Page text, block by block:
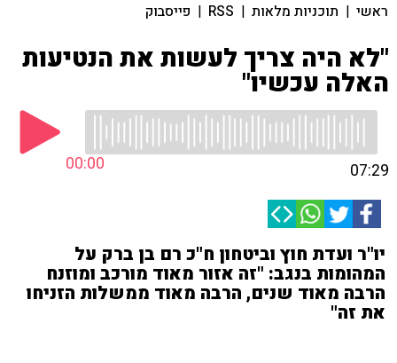
ראשי | תוכניות מלאות |
RSS
| פייסבוק
"לא היה צריך לעשות את הנטיעות
האלה עכשיו"
00:00 07:29
יו"ר ועדת חוץ וביטחון ח"כ רם בן ברק על
המהומות בנגב: "זה אזור מאוד מורכב ומוזנח
הרבה מאוד שנים, הרבה מאוד ממשלות הזניחו
את זה"